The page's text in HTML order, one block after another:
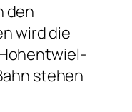
den
wird die
stehen